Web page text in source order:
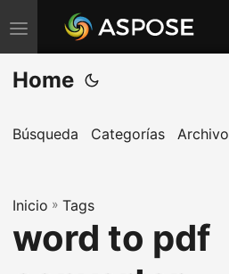
A
l
t
r
r
n
a
Home
Búsqueda Categorías Archivo
Inicio » Tags
word to pdf